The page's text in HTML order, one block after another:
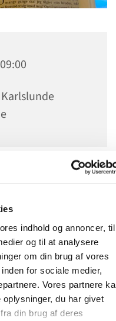
indhold og annoncer, til
og til at analysere
om din brug af vores
for sociale medier,
Vores partnere
du har givet
din brug af deres
Her taler vi
Vi sidder i "bunden" af